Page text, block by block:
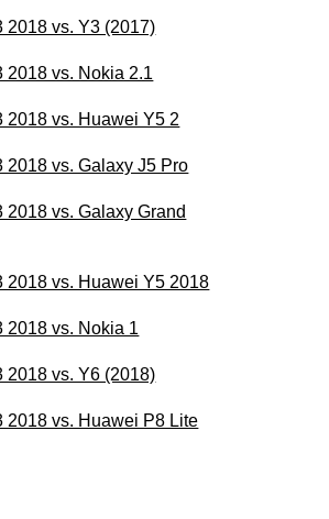
2018 vs. Y3 (2017)
2018 vs. Nokia 2.1
2018 vs. Huawei Y5 2
2018 vs. Galaxy J5 Pro
2018 vs. Galaxy Grand
2018 vs. Huawei Y5 2018
2018 vs. Nokia 1
2018 vs. Y6 (2018)
2018 vs. Huawei P8 Lite